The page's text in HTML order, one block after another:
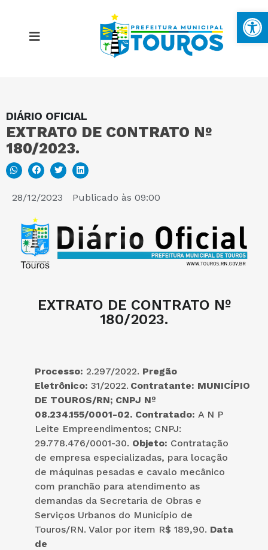
DIÁRIO OFICIAL
EXTRATO DE CONTRATO Nº
180/2023.
28/12/2023 Publicado às 09:00
EXTRATO DE CONTRATO Nº
180/2023.
Processo: 2.297/2022. Pregão
Eletrônico: 31/2022. Contratante: MUNICÍPIO
DE TOUROS/RN; CNPJ Nº
08.234.155/0001-02. Contratado: A N P
Leite Empreendimentos; CNPJ:
29.778.476/0001-30. Objeto: Contratação
de empresa especializadas, para locação
de máquinas pesadas e cavalo mecânico
com pranchão para atendimento as
demandas da Secretaria de Obras e
Serviços Urbanos do Município de
Touros/RN. Valor por item R$ 189,90. Data
de
MAPA DO SITE
PORTAL DA TRANSPARÊNCIA
E-SIC
PERGUNTAS FREQUENTES